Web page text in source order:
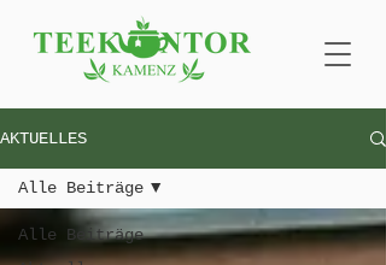
AKTUELLES
Alle Beiträge
Alle Beiträge